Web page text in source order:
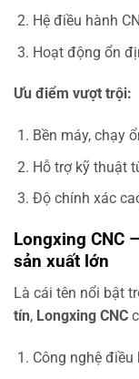
Hệ điều hành
Hoạt động ổn
Ưu điểm vượt trội:
Bền máy, chạy
Hỗ trợ kỹ thuật
Độ chính xác
Longxing CNC
sản xuất lớn
Là cái tên nổi bật
tín, Longxing CNC
Công nghệ điều